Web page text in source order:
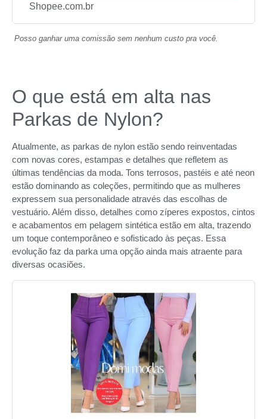
Shopee.com.br
Posso ganhar uma comissão sem nenhum custo pra você.
O que está em alta nas
Parkas de Nylon?
Atualmente, as parkas de nylon estão sendo reinventadas
com novas cores, estampas e detalhes que refletem as
últimas tendências da moda. Tons terrosos, pastéis e até neon
estão dominando as coleções, permitindo que as mulheres
expressem sua personalidade através das escolhas de
vestuário. Além disso, detalhes como zíperes expostos, cintos
e acabamentos em pelagem sintética estão em alta, trazendo
um toque contemporâneo e sofisticado às peças. Essa
evolução faz da parka uma opção ainda mais atraente para
diversas ocasiões.